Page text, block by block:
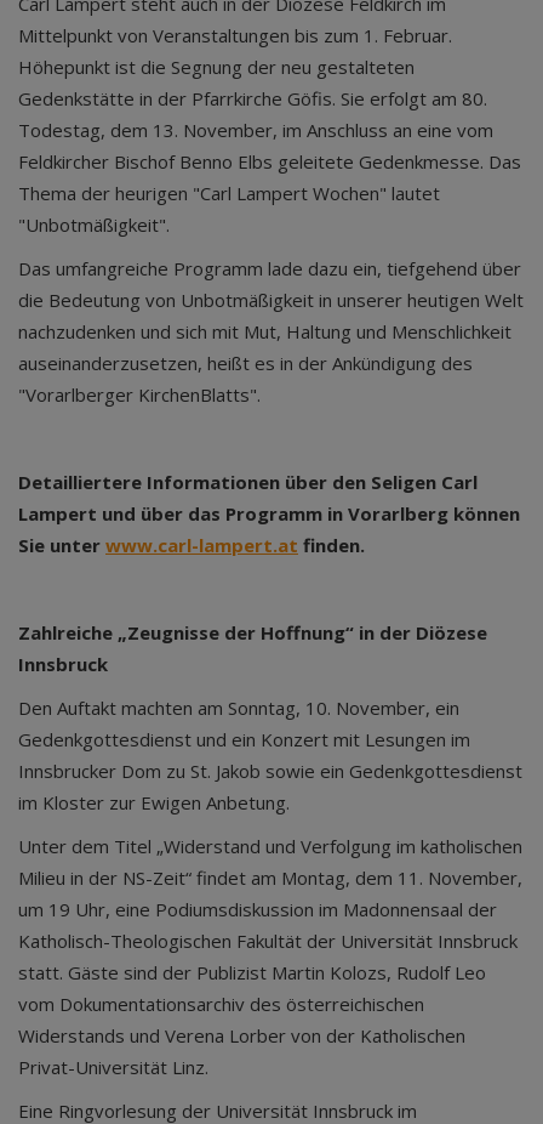
Mittelpunkt von Veranstaltungen bis zum 1. Februar.
Höhepunkt ist die Segnung der neu gestalteten
Gedenkstätte in der Pfarrkirche Göfis. Sie erfolgt am 80.
Todestag, dem 13. November, im Anschluss an eine vom
Feldkircher Bischof Benno Elbs geleitete Gedenkmesse. Das
Thema der heurigen "Carl Lampert Wochen" lautet
"Unbotmäßigkeit".
Das umfangreiche Programm lade dazu ein, tiefgehend über
die Bedeutung von Unbotmäßigkeit in unserer heutigen Welt
nachzudenken und sich mit Mut, Haltung und Menschlichkeit
auseinanderzusetzen, heißt es in der Ankündigung des
"Vorarlberger KirchenBlatts".
Detailliertere Informationen über den Seligen Carl
Lampert und über das Programm in Vorarlberg können
Sie unter www.carl-lampert.at finden.
Zahlreiche „Zeugnisse der Hoffnung“ in der Diözese
Innsbruck
Den Auftakt machten am Sonntag, 10. November, ein
Gedenkgottesdienst und ein Konzert mit Lesungen im
Innsbrucker Dom zu St. Jakob sowie ein Gedenkgottesdienst
im Kloster zur Ewigen Anbetung.
Unter dem Titel „Widerstand und Verfolgung im katholischen
Milieu in der NS-Zeit“ findet am Montag, dem 11. November,
um 19 Uhr, eine Podiumsdiskussion im Madonnensaal der
Katholisch-Theologischen Fakultät der Universität Innsbruck
statt. Gäste sind der Publizist Martin Kolozs, Rudolf Leo
vom Dokumentationsarchiv des österreichischen
Widerstands und Verena Lorber von der Katholischen
Privat-Universität Linz.
Eine Ringvorlesung der Universität Innsbruck im